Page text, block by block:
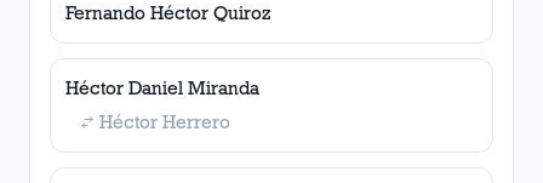
Fernando Héctor Quiroz
Héctor Daniel Miranda
Héctor Herrero